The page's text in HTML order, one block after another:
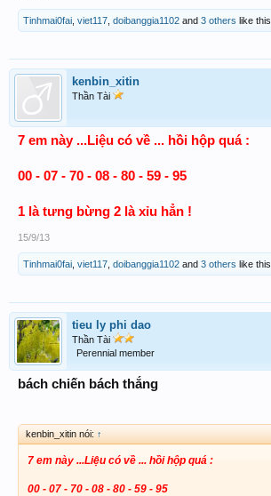
Tinhmai0fai viet117 doibanggia1102 and 3 others like this.
kenbin_xitin
Thần Tài
7 em này ...Liệu có về ... hồi hộp quá :
00 - 07 - 70 - 08 - 80 - 59 - 95
1 là tưng bừng 2 là xỉu hẳn !
15/9/13
Tinhmai0fai viet117 doibanggia1102 and 3 others like this.
tieu ly phi dao
Thần Tài
Perennial member
bách chiến bách thắng
kenbin_xitin nói: ↑
7 em này ...Liệu có về ... hồi hộp quá :
00 - 07 - 70 - 08 - 80 - 59 - 95